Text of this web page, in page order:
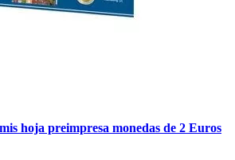
hoja preimpresa monedas de 2 Euros